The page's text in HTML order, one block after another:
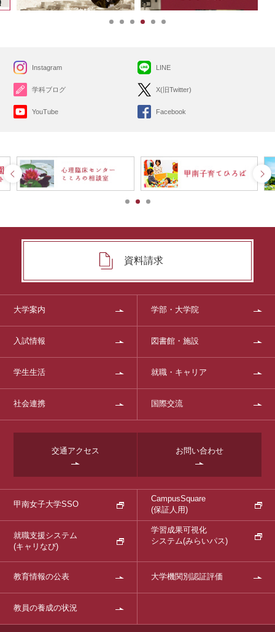
Instagram
学科ブログ
YouTube
LINE
X(旧Twitter)
Facebook
資料請求
大学案内 学部・大学院
入試情報 図書館・施設
学生生活 就職・キャリア
社会連携 国際交流
交通アクセス お問い合わせ
甲南女子大学SSO
CampusSquare
(保証人用)
就職支援システム
(キャリなび)
学習成果可視化
システム(みらいパス)
教育情報の公表 大学機関別認証評価
教員の養成の状況